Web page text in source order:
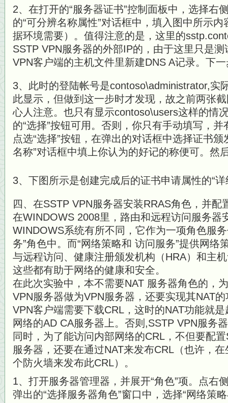
2、在打开的“服务器证书”控制面板中，选择右
的“可分辨名称属性”对话框中，填入图中所示
据环境需要）。值得注意的是，这里的
SSTP VPN服务器的外部IP的，由于这里只是
VPN客户端的主机文件里新建DNS A记录。下
3、此时的登陆帐号是contoso\administrator,实
此显示，但做到这一步时才发现，故之前两张
心人注意。也只有显示contoso\users这样的情
的“选择”按钮可用。否则，你只有手动填写，
点选“选择”按钮，在弹出的对话框中选择证书
名称”对话框中填上你认为的好记的称便可。然
3、下图所示是创建完成后的证书申请属性的“详
四、在SSTP VPN服务器安装RRAS角色，并配
在WINDOWS 2008里，路由和远程访问服务器
WINDOWS系统有所不同，它作为一项角色服
务”角色中。而“网络策略和 访问服务”提供网络
与远程访问、健康注册颁发机构（HRA）和主
这些都有助于网络的健康和安全。
在此次实验中，本不需要NAT 服务器角色的，
VPN服务器做为VPN服务器，还要实现其NAT
VPN客户端需要下载CRL，这时的NAT功能就
网络的AD CA服务器上。否则,SSTP VPN服务
同时，为了能访问内部网络的CRL，不但要配
服务器，还要在通过NAT来发布CRL（也许，
个防火墙来发布此CRL）。
1、打开服务器管理器，并展开“角色”项。点右
弹出的“选择服务器角色”窗口中，选择“网络策